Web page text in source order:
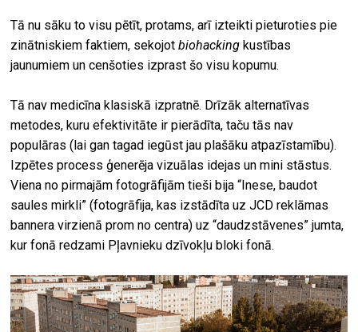
Tā nu sāku to visu pētīt, protams, arī izteikti pieturoties pie
zinātniskiem faktiem, sekojotbiohacking kustības
jaunumiem un cenšoties izprast šo visu kopumu.
Tā nav medicīna klasiskā izpratnē. Drīzāk alternatīvas
metodes, kuru efektivitāte ir pierādīta, taču tās nav
populāras (lai gan tagad iegūst jau plašāku atpazīstamību).
Izpētes process ģenerēja vizuālas idejas un mini stāstus.
Viena no pirmajām fotogrāfijām tieši bija “Inese, baudot
saules mirkli” (fotogrāfija, kas izstādīta uz JCD reklāmas
bannera virzienā prom no centra) uz “daudzstāvenes” jumta,
kur fonā redzami Pļavnieku dzīvokļu bloki fonā.